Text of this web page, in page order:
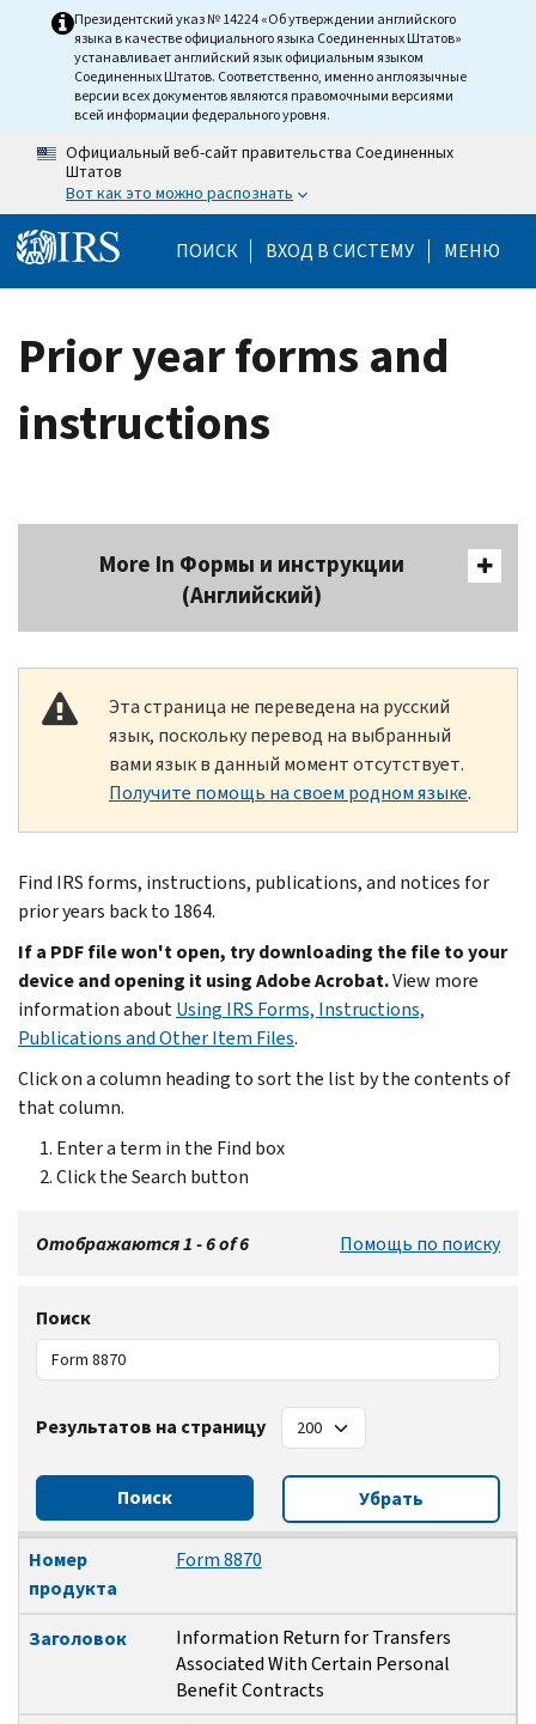
Skip to main content
Президентский указ № 14224 «Об утверждении английского
языка в качестве официального языка Соединенных Штатов»
устанавливает английский язык официальным языком
Соединенных Штатов. Соответственно, именно англоязычные
версии всех документов являются правомочными версиями
всей информации федерального уровня.
Официальный веб-сайт правительства Соединенных
Штатов
Вот как это можно распознать
ПОИСК Help Menu Mobile
ВХОД В СИСТЕМУ МЕНЮ
Prior year forms and
instructions
More In Формы и инструкции
(Английский)
Эта страница не переведена на русский
язык, поскольку перевод на выбранный
вами язык в данный момент отсутствует.
Получите помощь на своем родном языке.
Find IRS forms, instructions, publications, and notices for
prior years back to 1864.
If a PDF file won't open, try downloading the file to your
device and opening it using Adobe Acrobat.View more
information aboutUsing IRS Forms, Instructions,
Publications and Other Item Files.
Click on a column heading to sort the list by the contents of
that column.
Enter a term in the Find box
Click the Search button
Отображаются 1 - 6 of 6 Помощь по поиску
Поиск
Результатов на страницу
Поиск Убрать
Номер продукта
Заголовок
Дата изменения
Номер
продукта
Form 8870
Заголовок
Information Return for Transfers
Associated With Certain Personal
Benefit Contracts